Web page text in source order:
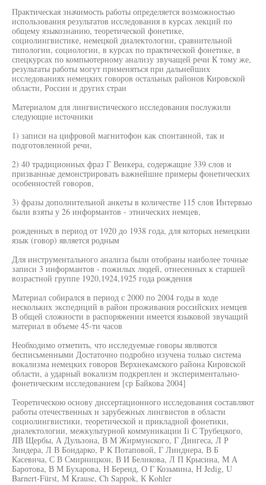
Практическая значимость работы определяется возможностью
использования результатов исследования в курсах лекций по
общему языкознанию, теоретической фонетике,
социолингвистике, немецкой диалектологии, сравнительной
типологии, социологии, в курсах по практической фонетике, в
спецкурсах по компьютерному анализу звучащей речи К тому же,
результаты работы могут применяться при дальнейших
исследованиях немецких говоров остальных районов Кировской
области, России и других стран
Материалом для лингвистического исследования послужили
следующие источники
1) записи на цифровой магнитофон как спонтанной, так и
подготовленной речи,
2) 40 традиционных фраз Г Венкера, содержащие 339 слов и
призванные демонстрировать важнейшие примеры фонетических
особенностей говоров,
3) фразы дополнительной анкеты в количестве 115 слов Интервью
были взяты у 26 информантов - этнических немцев,
рожденных в период от 1920 до 1938 года, для которых немецкии
язык (говор) является родным
Для инструментального анализа были отобраны наиболее точные
записи 3 информантов - пожилых людей, отнесенных к старшей
возрастной группе 1920,1924,1925 года рождения
Материал собирался в период с 2000 по 2004 годы в ходе
нескольких экспедиций в район проживания российских немцев
В общей сложности в распоряжении имеется языковой звучащий
материал в объеме 45-ти часов
Необходимо отметить, что исследуемые говоры являются
бесписьменными Достаточно подробно изучена только система
вокализма немецких говоров Верхнекамского района Кировской
области, а ударный вокализм подкреплен и экспериментально-
фонетическим исследованием [ср Байкова 2004]
Теоретическою основу диссертационного исследования составляют
работы отечественных и зарубежных лингвистов в области
социолингвистики, теоретической и прикладной фонетики,
диалектологии, межкультурной коммуникации Ii С Трубецкого,
JIВ Щербы, А Дульзона, В М Жирмунского, Г Дингеса, Л Р
Зиндера, Л В Бондарко, Р К Потаповой, Г Линднера, В Б
Касевича, С В Смирницкон, В И Беликова, Л П Крысина, М А
Баротова, В М Бухарова, Н Беренд, О Г Козьмина, Н Jedig, U
Barnert-Fürst, М Krause, Ch Sappok, К Kohler